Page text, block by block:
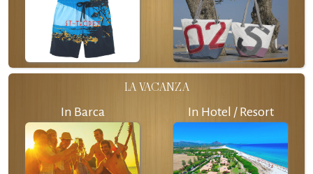
LA VACANZA
In Barca In Hotel / Resort